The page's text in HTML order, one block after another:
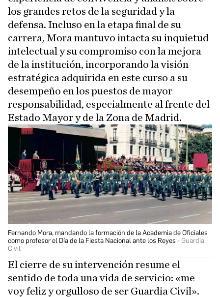
los grandes retos de la seguridad y la
defensa. Incluso en la etapa final de su
carrera, Mora mantuvo intacta su inquietud
intelectual y su compromiso con la mejora
de la institución, incorporando la visión
estratégica adquirida en este curso a su
desempeño en los puestos de mayor
responsabilidad, especialmente al frente del
Estado Mayor y de la Zona de Madrid.
Fernando Mora, mandando la formación de la Academia de Oficiales
como profesor el Día de la Fiesta Nacional ante los Reyes
Guardia
Civil
El cierre de su intervención resume el
sentido de toda una vida de servicio: «me
voy feliz y orgulloso de ser Guardia Civil».